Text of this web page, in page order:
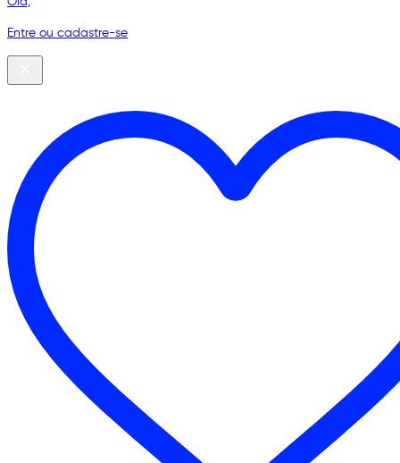
Entre ou cadastre-se